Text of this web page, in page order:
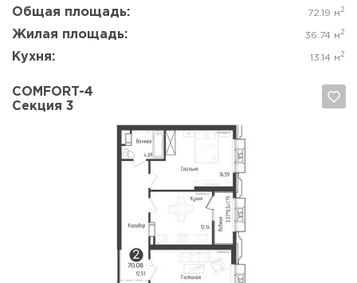
Общая площадь: 72.19 м 2
Жилая площадь: 36.74 м 2
Кухня: 13.14 м 2
COMFORT-4
Секция 3
Да, удалить Отмена